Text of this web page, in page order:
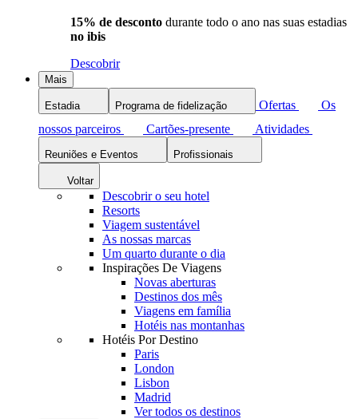
15% de desconto durante todo o ano nas suas estadias
no ibis
Descobrir
Mais
Estadia Programa de fidelização Ofertas
Os
nossos parceiros
Cartões-presente Atividades
Reuniões e Eventos Profissionais
Voltar
Descobrir o seu hotel
Resorts
Viagem sustentável
As nossas marcas
Um quarto durante o dia
Inspirações De Viagens
Novas aberturas
Destinos dos mês
Viagens em família
Hotéis nas montanhas
Hotéis Por Destino
Paris
London
Lisbon
Madrid
Ver todos os destinos